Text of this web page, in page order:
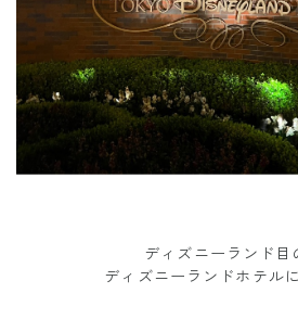
ディズニーランド目
ディズニーランドホテル